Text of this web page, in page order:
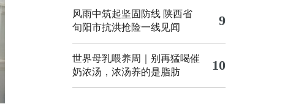
风雨中筑起坚固防线 陕西省
旬阳市抗洪抢险一线见闻
9
世界母乳喂养周｜别再猛喝催
奶浓汤，浓汤养的是脂肪
10